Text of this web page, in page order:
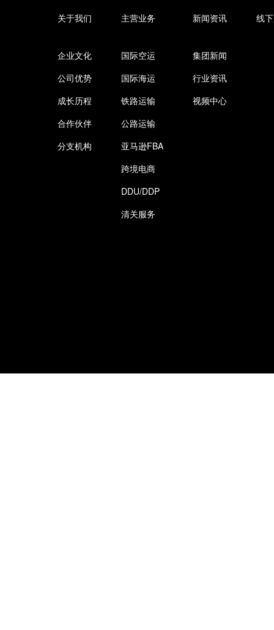
关于我们
企业文化
公司优势
成长历程
合作伙伴
分支机构
主营业务
国际空运
国际海运
铁路运输
公路运输
亚马逊FBA
跨境电商
DDU/DDP
清关服务
新闻资讯
集团新闻
行业资讯
视频中心
线